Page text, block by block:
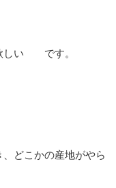
しい です。
どこかの産地がやら